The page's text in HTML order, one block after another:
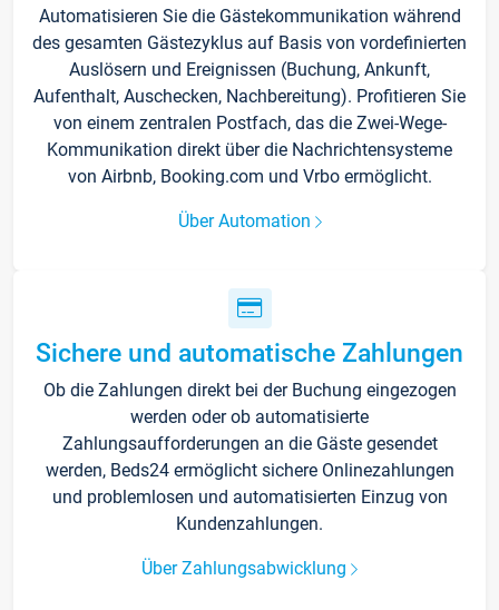
Automatisieren Sie die Gästekommunikation während
des gesamten Gästezyklus auf Basis von vordefinierten
Auslösern und Ereignissen (Buchung, Ankunft,
Aufenthalt, Auschecken, Nachbereitung). Profitieren Sie
von einem zentralen Postfach, das die Zwei-Wege-
Kommunikation direkt über die Nachrichtensysteme
von Airbnb, Booking.com und Vrbo ermöglicht.
Über Automation
Sichere und automatische Zahlungen
Ob die Zahlungen direkt bei der Buchung eingezogen
werden oder ob automatisierte
Zahlungsaufforderungen an die Gäste gesendet
werden, Beds24 ermöglicht sichere Onlinezahlungen
und problemlosen und automatisierten Einzug von
Kundenzahlungen.
Über Zahlungsabwicklung